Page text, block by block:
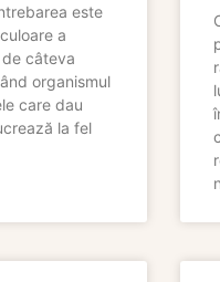
este
a
câteva
organismul
care dau
la fel